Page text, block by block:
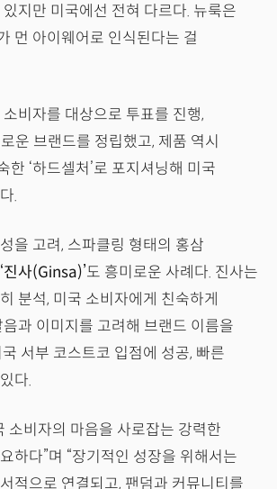
지만 미국에선 전혀 다르다. 뉴룩은
먼 아이웨어로 인식된다는 걸
비자를 대상으로 투표를 진행,
운 브랜드를 정립했고, 제품 역시
한 ‘하드셀처’로 포지셔닝해 미국
.
을 고려, 스파클링 형태의 홍삼
‘진사(Ginsa)’도 흥미로운 사례다. 진사는
분석, 미국 소비자에게 친숙하게
과 이미지를 고려해 브랜드 이름을
서부 코스트코 입점에 성공, 빠른
다.
소비자의 마음을 사로잡는 강력한
하다”며 “장기적인 성장을 위해서는
적으로 연결되고, 팬덤과 커뮤니티를